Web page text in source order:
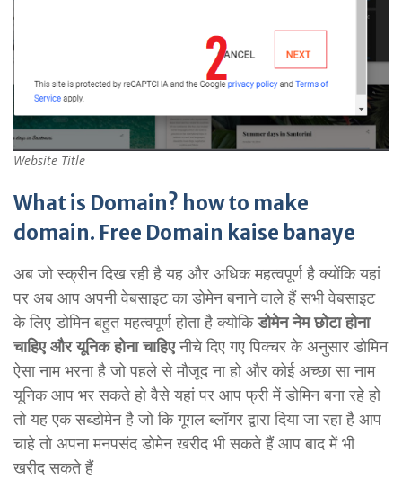
Website Title
What is Domain? how to make
domain. Free Domain kaise banaye
अब जो स्क्रीन दिख रही है यह और अधिक महत्वपूर्ण है क्योंकि यहां
पर अब आप अपनी वेबसाइट का डोमेन बनाने वाले हैं सभी वेबसाइट
के लिए डोमिन बहुत महत्वपूर्ण होता है क्योकिडोमेन नेम छोटा होना
चाहिए और यूनिक होना चाहिएनीचे दिए गए पिक्चर के अनुसार डोमिन
ऐसा नाम भरना है जो पहले से मौजूद ना हो और कोई अच्छा सा नाम
यूनिक आप भर सकते हो वैसे यहां पर आप फ्री में डोमिन बना रहे हो
तो यह एक सब्डोमेन है जो कि गूगल ब्लॉगर द्वारा दिया जा रहा है आप
चाहे तो अपना मनपसंद डोमेन खरीद भी सकते हैं आप बाद में भी
खरीद सकते हैं